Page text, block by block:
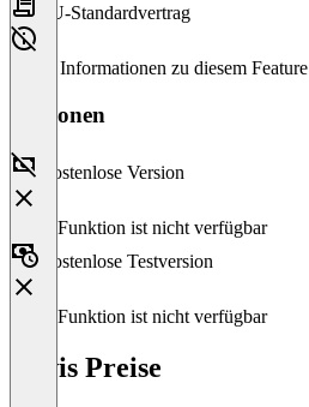
EU-Standardvertrag
Keine Informationen zu diesem Feature
Versionen
Kostenlose Version
Diese Funktion ist nicht verfügbar
Kostenlose Testversion
Diese Funktion ist nicht verfügbar
enwis Preise